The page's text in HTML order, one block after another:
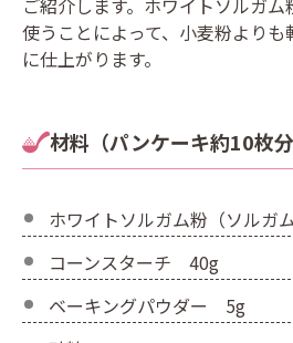
ご紹介します。ホワイトソルガ
使うことによって、小麦粉より
に仕上がります。
材料（パンケーキ約10枚分
ホワイトソルガム粉（ソル
コーンスターチ 40g
ベーキングパウダー 5g